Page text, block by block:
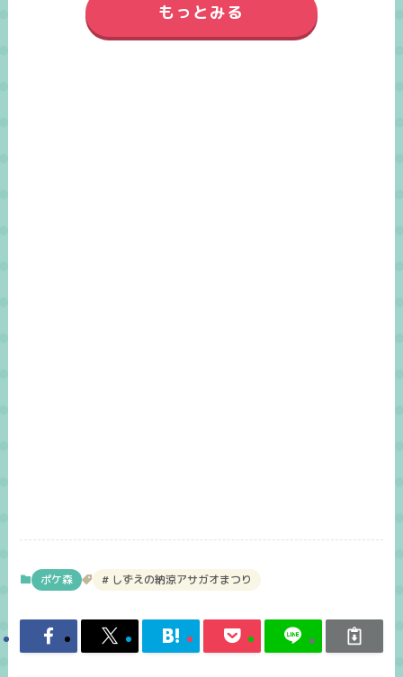
もっとみる
ポケ森 しずえの納涼アサガオまつり